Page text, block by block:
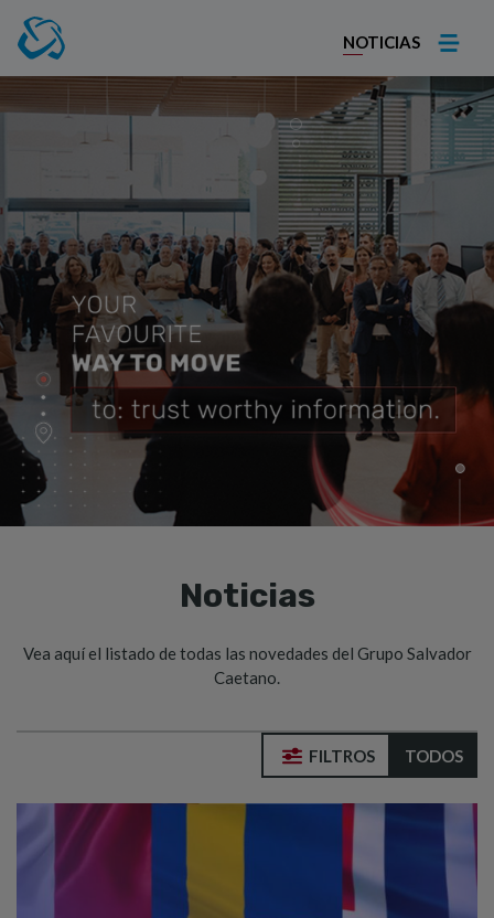
NOTICIAS
Noticias
Vea aquí el listado de todas las novedades del Grupo Salvador
Caetano.
TODOS
FILTROS